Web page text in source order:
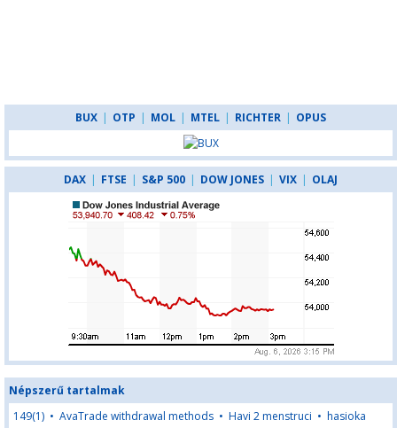
BUX | OTP | MOL | MTEL | RICHTER | OPUS
DAX | FTSE | S&P 500 | DOW JONES | VIX | OLAJ
Népszerű tartalmak
149(1) • AvaTrade withdrawal methods • Havi 2 menstruci • hasioka